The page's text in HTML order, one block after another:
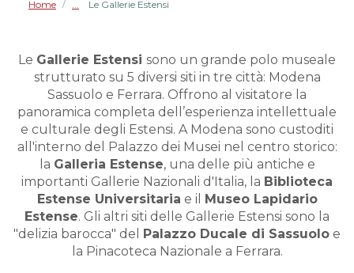
Home / Le Gallerie Estensi
Le Gallerie Estensi sono un grande polo museale
strutturato su 5 diversi siti in tre città: Modena
Sassuolo e Ferrara. Offrono al visitatore la
panoramica completa dell’esperienza intellettuale
e culturale degli Estensi. A Modena sono custoditi
all'interno del Palazzo dei Musei nel centro storico:
la Galleria Estense, una delle più antiche e
importanti Gallerie Nazionali d'Italia, la Biblioteca
Estense Universitaria e il Museo Lapidario
Estense. Gli altri siti delle Gallerie Estensi sono la
"delizia barocca" del Palazzo Ducale di Sassuolo e
la Pinacoteca Nazionale a Ferrara.